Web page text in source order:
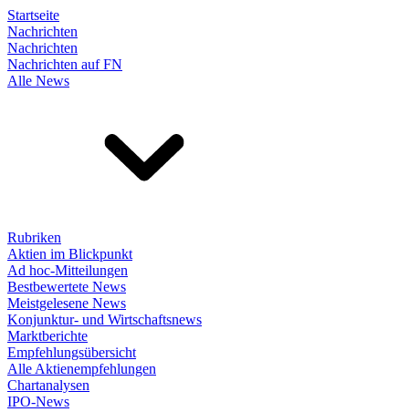
Startseite
Nachrichten
Nachrichten
Nachrichten auf FN
Alle News
Rubriken
Aktien im Blickpunkt
Ad hoc-Mitteilungen
Bestbewertete News
Meistgelesene News
Konjunktur- und Wirtschaftsnews
Marktberichte
Empfehlungsübersicht
Alle Aktienempfehlungen
Chartanalysen
IPO-News